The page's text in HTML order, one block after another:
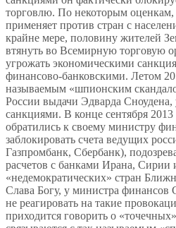
торговлю. По некоторым оценкам,
применяет против стран с
крайне мере, половину жителей
втянуть во Всемирную торговую
угрожать экономическими
финансово-банковскими. Летом
называемым «шпионским
России выдачи Эдварда
санкциями. В конце сентября
обратились к своему министру
заблокировать счета ведущих
Газпромбанк, Сбербанк),
расчетов с банками Ирана, Сирии
«недемократических» стран
Слава Богу, у министра
не реагировать на такие
приходится говорить о